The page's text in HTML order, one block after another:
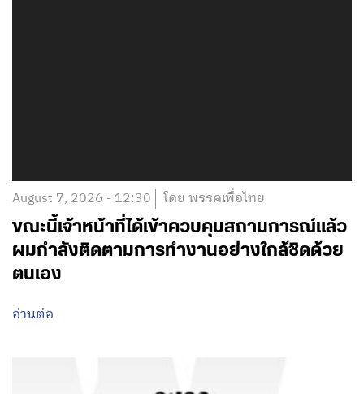
August 7, 2026 - 12:30 โดย พรรคเพื่อไทย
ขณะนี้เจ้าหน้าที่ได้เข้าควบคุมสถานการณ์แล้ว
ผมกำลังติดตามการทำงานอย่างใกล้ชิดด้วย
ตนเอง
อ่านต่อ